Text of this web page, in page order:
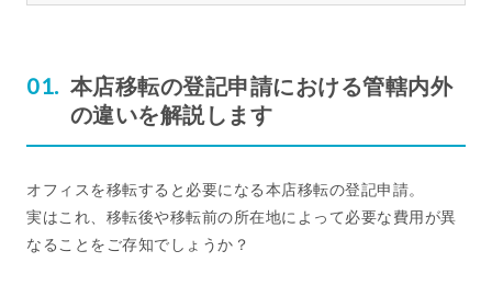
本店移転の登記申請における管轄内外
の違いを解説します
オフィスを移転すると必要になる本店移転の登記申請。
実はこれ、移転後や移転前の所在地によって必要な費用が異
なることをご存知でしょうか？